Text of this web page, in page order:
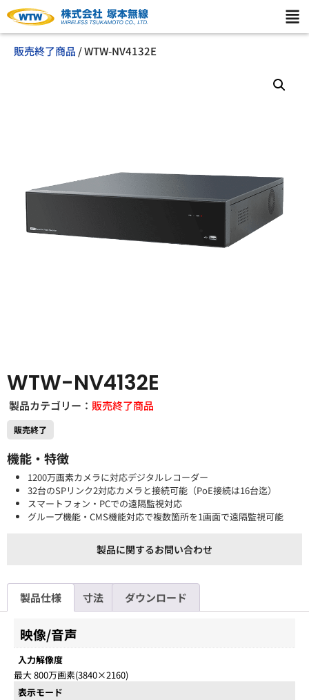
販売終了商品 / WTW-NV4132E
WTW-NV4132E
製品カテゴリー： 販売終了商品
販売終了
機能・特徴
1200万画素カメラに対応デジタルレコーダー
32台のSPリンク2対応カメラと接続可能（PoE接続は16台迄）
スマートフォン・PCでの遠隔監視対応
グループ機能・CMS機能対応で複数箇所を1画面で遠隔監視可能
製品に関するお問い合わせ
製品仕様 寸法 ダウンロード
映像/音声
入力解像度
最大 800万画素(3840×2160)
表示モード